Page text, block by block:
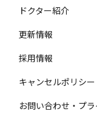
ドクター紹介
更新情報
採用情報
キャンセルポリシー
お問い合わせ・プ